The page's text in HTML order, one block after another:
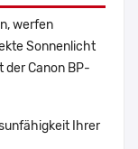
werfen
Sonnenlicht
der Canon BP-
Ihrer